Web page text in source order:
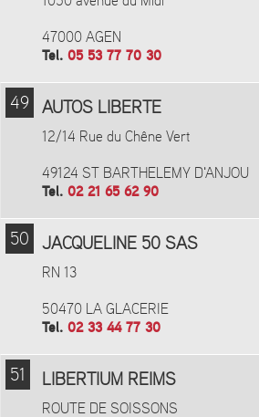
47000 AGEN
Tel. 05 53 77 70 30
49 AUTOS LIBERTE
12/14 Rue du Chêne Vert
49124 ST BARTHELEMY D'ANJOU
Tel. 02 21 65 62 90
50 JACQUELINE 50 SAS
RN 13
50470 LA GLACERIE
Tel. 02 33 44 77 30
51 LIBERTIUM REIMS
ROUTE DE SOISSONS